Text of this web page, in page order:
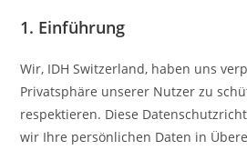
1. Einführung
Wir, IDH Switzerland, haben uns
Privatsphäre unserer Nutzer zu
respektieren. Diese
wir Ihre persönlichen Daten in